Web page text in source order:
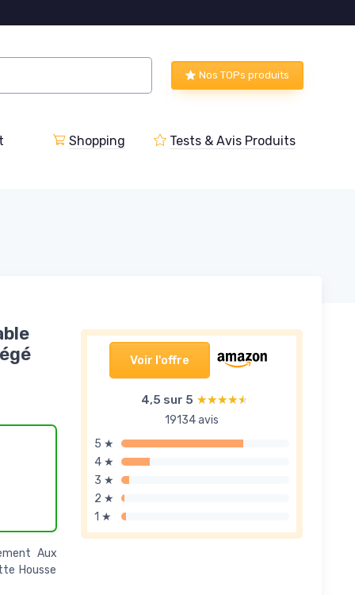
Nos TOPs produits
Shopping Tests & Avis Produits
Voir l'offre
4,5 sur 5 ★★★★★
★★★★★
19134 avis
5 ★
4 ★
3 ★
2 ★
1 ★
Aux
Housse